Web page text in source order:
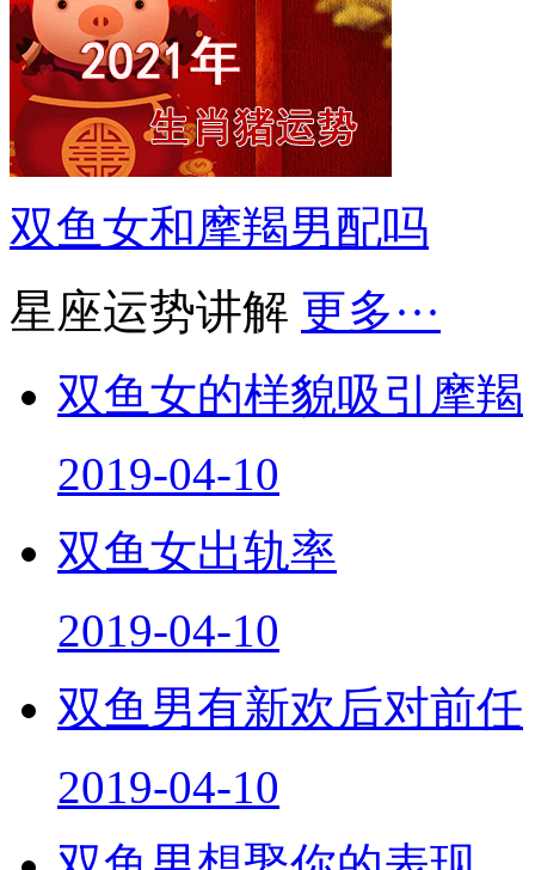
双鱼女和摩羯男配吗
星座运势讲解 更多···
双鱼女的样貌吸引摩羯
2019-04-10
双鱼女出轨率
2019-04-10
双鱼男有新欢后对前任
2019-04-10